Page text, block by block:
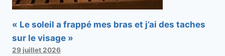
« Le soleil a frappé mes bras et j’ai des taches
sur le visage »
29 juillet 2026